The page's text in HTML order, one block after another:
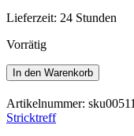
Lieferzeit: 24 Stunden
Vorrätig
Teilnahme
am
Stricktreff:
02.10.2026,
15:00
In den Warenkorb
Artikelnummer: sku00511
Stricktreff